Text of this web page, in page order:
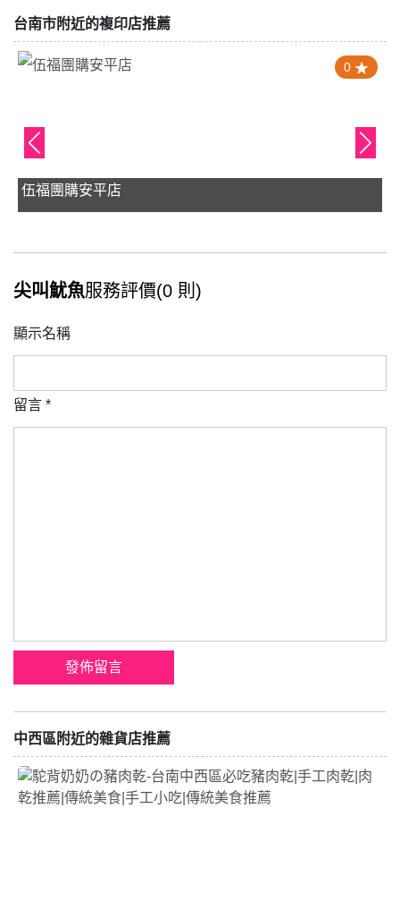
台南市附近的複印店推薦
0
伍福團購安平店
尖叫魷魚服務評價(0 則)
顯示名稱
留言 *
中西區附近的雜貨店推薦